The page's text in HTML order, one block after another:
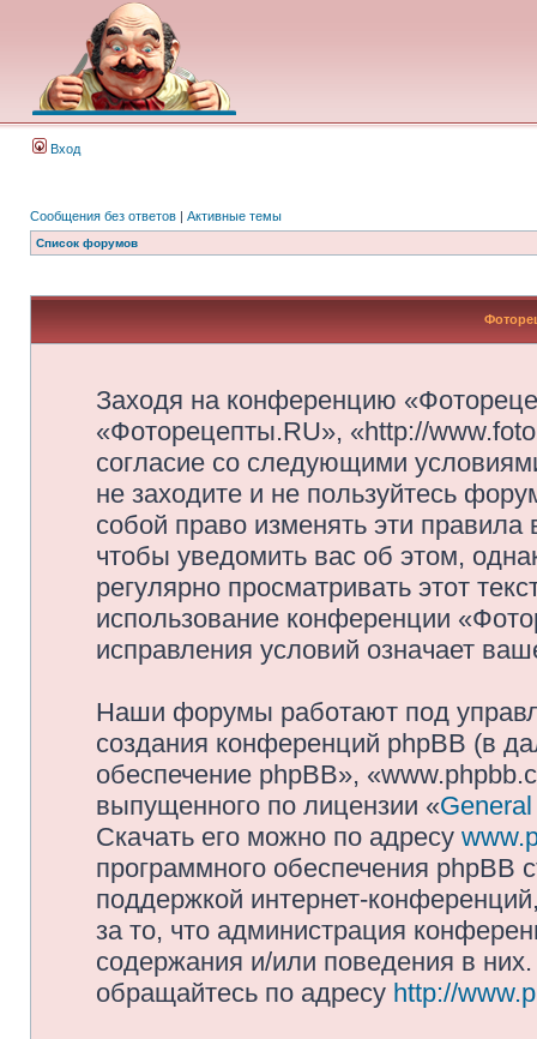
Вход
Сообщения без ответов | Активные темы
Список форумов
Заходя на конференцию
«Фоторецепты.RU», «http://
согласие со следующими
не заходите и не пользуйтесь
собой право изменять эти
чтобы уведомить вас об этом,
регулярно просматривать этот
использование конференции
исправления условий означает
Наши форумы работают под
создания конференций phpBB (в
обеспечение phpBB»,
выпущенного по лицензии «
Скачать его можно по адресу
программного обеспечения phpBB
поддержкой интернет-
за то, что администрация
содержания и/или поведения в
обращайтесь по адресу http://